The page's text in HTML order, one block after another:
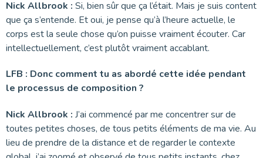
Nick Allbrook : Si, bien sûr que ça l’était. Mais je suis content
que ça s’entende. Et oui, je pense qu’à l’heure actuelle, le
corps est la seule chose qu’on puisse vraiment écouter. Car
intellectuellement, c’est plutôt vraiment accablant.
LFB : Donc comment tu as abordé cette idée pendant
le processus de composition ?
Nick Allbrook : J’ai commencé par me concentrer sur de
toutes petites choses, de tous petits éléments de ma vie. Au
lieu de prendre de la distance et de regarder le contexte